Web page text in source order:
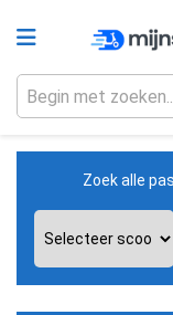
Zoek alle